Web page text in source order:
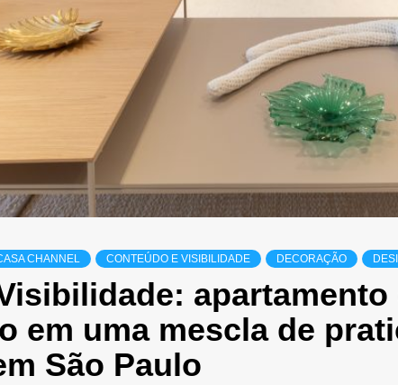
CHANNEL CONTEÚDO E VISIBILIDADE DECORAÇÃO
em uma mescla de
São Paulo